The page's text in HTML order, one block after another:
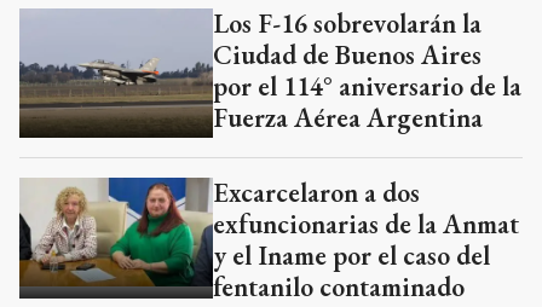
Los F-16 sobrevolarán la
Ciudad de Buenos Aires
por el 114° aniversario de la
Fuerza Aérea Argentina
Excarcelaron a dos
exfuncionarias de la Anmat
y el Iname por el caso del
fentanilo contaminado